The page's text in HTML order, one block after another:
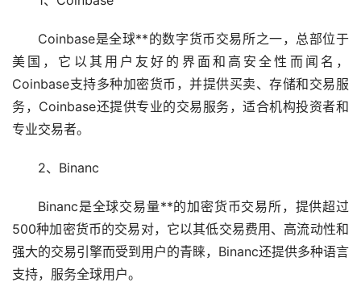
Coinbase是全球**的数字货币交易所之一，总部位于
美国，它以其用户友好的界面和高安全性而闻名，
Coinbase支持多种加密货币 ，并提供买卖、存储和交易服
务，Coinbase还提供专业的交易服务，适合机构投资者和
专业交易者。
2、Binanc
Binanc是全球交易量**的加密货币交易所，提供超过
500种加密货币的交易对，它以其低交易费用、高流动性和
强大的交易引擎而受到用户的青睐，Binanc还提供多种语言
支持，服务全球用户。